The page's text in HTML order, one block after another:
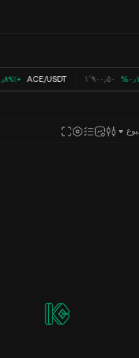
١٬٩٠٠٫٥٠ ACE/USDT ‮+‭٩٠٫٨٩٪؜‬%‬